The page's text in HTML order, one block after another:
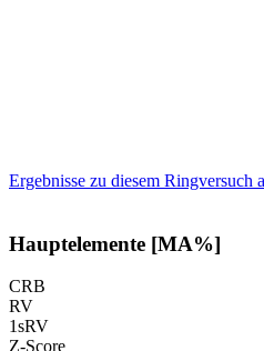
Ergebnisse zu diesem Ringversuch
Hauptelemente [MA%]
CRB
RV
1sRV
Z-Score